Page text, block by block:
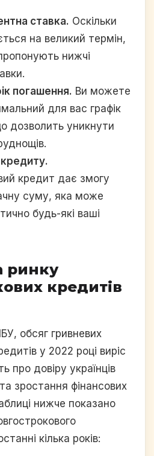
ставка. Оскільки
на великий термін,
нижчі
погашення. Ви можете
для вас графік
дозволить уникнути
кредит дає змогу
суму, яка може
будь-які ваші
ринку
кредитів
обсяг гривневих
у 2022 році виріс
про довіру українців
зростання фінансових
нижче показано
кілька років: